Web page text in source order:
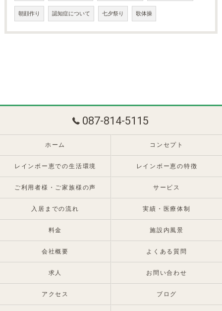
朝顔作り 認知症について 七夕祭り 歌体操
087-814-5115
ホーム コンセプト
レインボー恵での生活環境 レインボー恵の特徴
ご利用者様・ご家族様の声 サービス
入居までの流れ 実績・医療体制
料金 施設内風景
会社概要 よくある質問
求人 お問い合わせ
アクセス ブログ